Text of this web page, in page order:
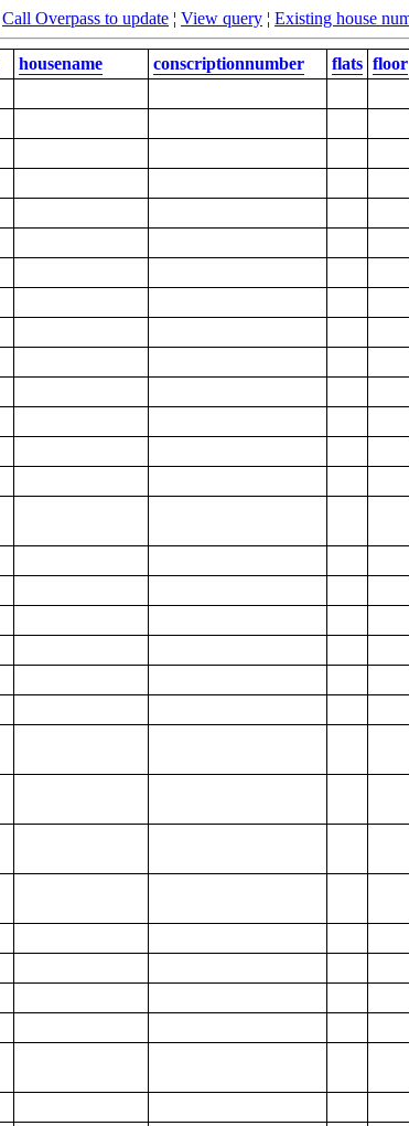
Call Overpass to update ¦ View query ¦ Existing house
housename conscriptionnumber flats floor